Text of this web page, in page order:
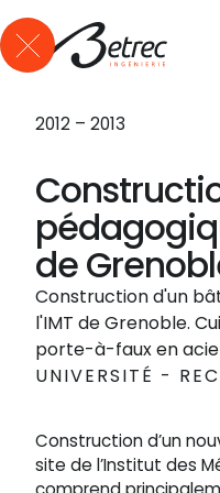
Qui sommes-nous ?
2012 – 2013
de
Construction d'un
l'IMT de Grenoble.
porte-à-faux en
UNIVERSITÉ -
Construction d’un
site de l’Institut des